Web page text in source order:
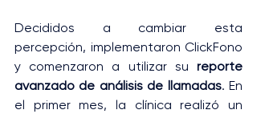
Decididos a cambiar esta
percepción, implementaron ClickFono
y comenzaron a utilizar su reporte
avanzado de análisis de llamadas. En
el primer mes, la clínica realizó un